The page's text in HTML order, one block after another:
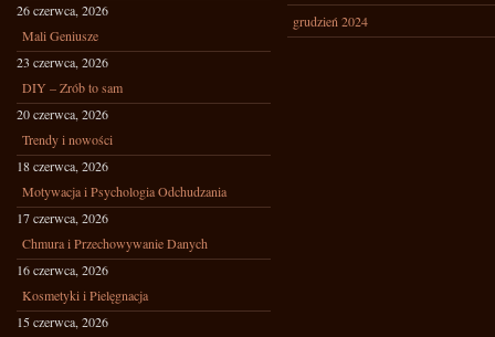
26 czerwca, 2026
Mali Geniusze
23 czerwca, 2026
DIY – Zrób to sam
20 czerwca, 2026
Trendy i nowości
18 czerwca, 2026
Motywacja i Psychologia Odchudzania
17 czerwca, 2026
Chmura i Przechowywanie Danych
16 czerwca, 2026
Kosmetyki i Pielęgnacja
15 czerwca, 2026
grudzień 2024